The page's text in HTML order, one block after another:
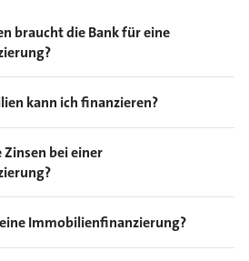
braucht die Bank für eine
kann ich finanzieren?
bei einer
Immobilienfinanzierung?